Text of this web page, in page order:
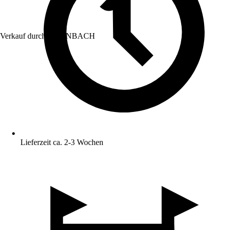
Verkauf durch: HORNBACH
Lieferzeit ca. 2-3 Wochen